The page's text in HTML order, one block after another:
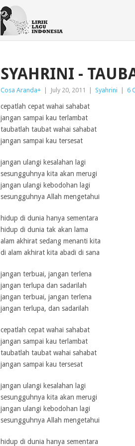
SYAHRINI -
Cosa Aranda+ July 20, 2011 Syahrini 6
cepatlah cepat wahai sahabat
jangan sampai kau terlambat
taubatlah taubat wahai sahabat
jangan sampai kau tersesat
jangan ulangi kesalahan lagi
sesungguhnya kita akan merugi
jangan ulangi kebodohan lagi
sesungguhnya Allah mengetahui
hidup di dunia hanya sementara
hidup di dunia tak akan lama
alam akhirat sedang menanti kita
di alam akhirat kita abadi di sana
jangan terbuai, jangan terlena
jangan terlupa dan sadarilah
jangan terbuai, jangan terlena
jangan terlupa, dan sadarilah
cepatlah cepat wahai sahabat
jangan sampai kau terlambat
taubatlah taubat wahai sahabat
jangan sampai kau tersesat
jangan ulangi kesalahan lagi
sesungguhnya kita akan merugi
jangan ulangi kebodohan lagi
sesungguhnya Allah mengetahui
hidup di dunia hanya sementara